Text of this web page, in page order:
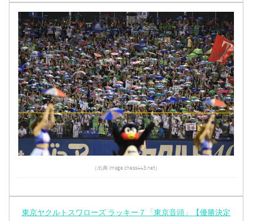
（出典 image.chess443.net）
東京ヤクルトスワローズ ラッキー７「東京音頭」【優勝決定